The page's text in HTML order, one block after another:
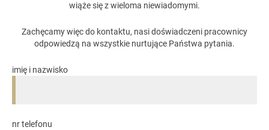
wiąże się z wieloma niewiadomymi.
Zachęcamy więc do kontaktu, nasi doświadczeni pracownicy
odpowiedzą na wszystkie nurtujące Państwa pytania.
imię i nazwisko
nr telefonu